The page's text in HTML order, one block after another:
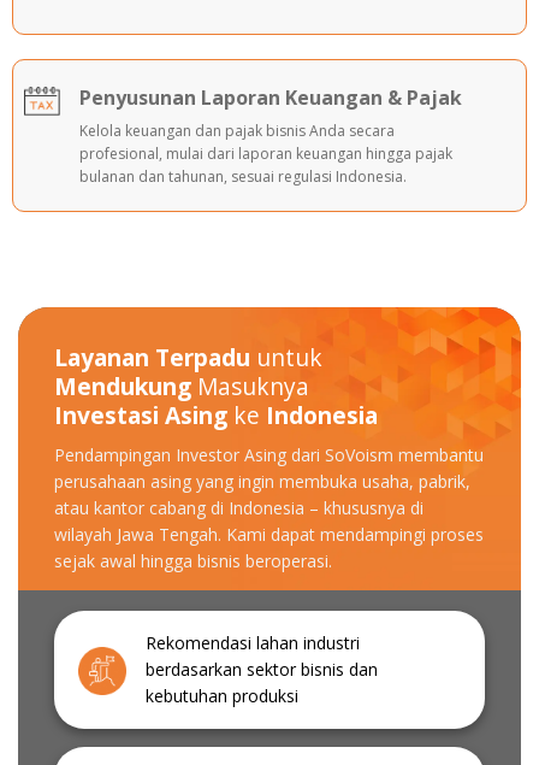
Penyusunan Laporan Keuangan & Pajak
Kelola keuangan dan pajak bisnis Anda secara
profesional, mulai dari laporan keuangan hingga pajak
bulanan dan tahunan, sesuai regulasi Indonesia.
Layanan Terpadu untuk
Mendukung Masuknya
Investasi Asing ke Indonesia
Pendampingan Investor Asing dari SoVoism membantu
perusahaan asing yang ingin membuka usaha, pabrik,
atau kantor cabang di Indonesia – khususnya di
wilayah Jawa Tengah. Kami dapat mendampingi proses
sejak awal hingga bisnis beroperasi.
Rekomendasi lahan industri
berdasarkan sektor bisnis dan
kebutuhan produksi